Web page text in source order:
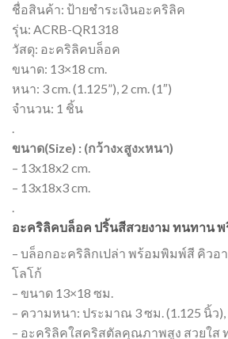
ชื่อสินค้า: ป้ายชำระเงินอะคริลิค
รุ่น: ACRB-QR1318
วัสดุ: อะคริลิคบล็อค
ขนาด: 13×18 cm.
หนา: 3 cm. (1.125”), 2 cm. (1″)
จำนวน: 1 ชิ้น
ขนาด(Size) : (กว้างxสูงxหนา)
– 13x18x2 cm.
– 13x18x3 cm.
อะคริลิคบล็อค ปริ้นสีสวยงาม ทนทาน พ
– บล็อกอะคริลิกเปล่า พร้อมพิมพ์สี คิวอ
โลโก้
– ขนาด 13×18 ซม.
– ความหนา: ประมาณ 3 ซม. (1.125 นิ้ว),
– อะคริลิคใสคริสตัลคุณภาพสูง สวยใส